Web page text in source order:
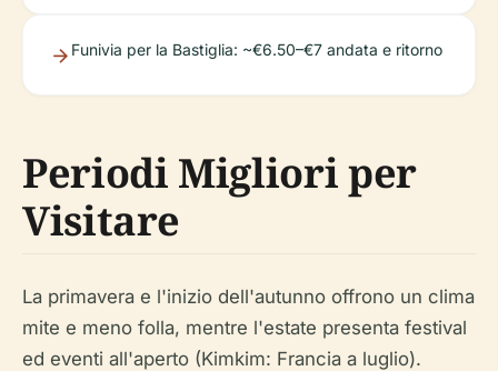
Funivia per la Bastiglia: ~€6.50–€7 andata e ritorno
Periodi Migliori per
Visitare
La primavera e l'inizio dell'autunno offrono un clima
mite e meno folla, mentre l'estate presenta festival
ed eventi all'aperto (Kimkim: Francia a luglio).